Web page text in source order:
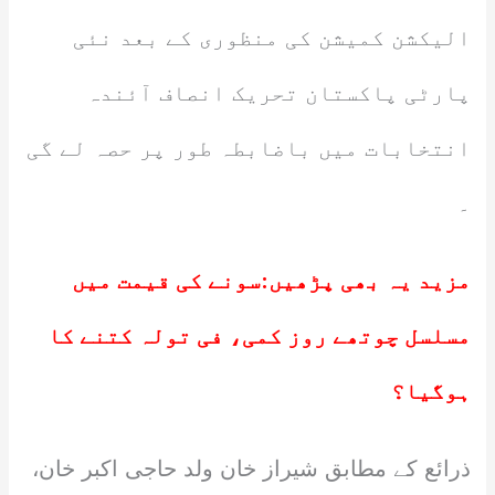
الیکشن کمیشن کی منظوری کے بعد نئی
پارٹی پاکستان تحریک انصاف آئندہ
انتخابات میں باضابطہ طور پر حصہ لے گی
۔
مزید یہ بھی پڑھیں:سونے کی قیمت میں
مسلسل چوتھے روز کمی، فی تولہ کتنے کا
ہوگیا؟
ذرائع کے مطابق شیراز خان ولد حاجی اکبر خان،